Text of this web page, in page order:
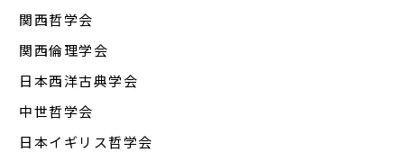
関西哲学会
関西倫理学会
日本西洋古典学会
中世哲学会
日本イギリス哲学会